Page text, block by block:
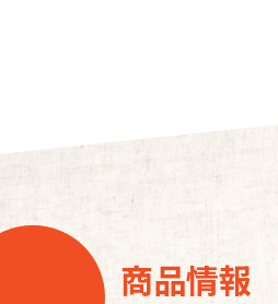
商品情報